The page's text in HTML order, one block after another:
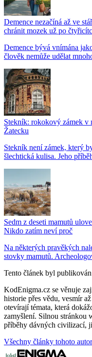
Demence nezačíná až ve
chránit mozek už po
Demence bývá vnímána
člověk nemůže udělat
Stekník: rokokový zámek v
Žatecku
Stekník není zámek, který
šlechtická kulisa. Jeho
Sedm z deseti mamutů
Nikdo zatím neví proč
Na některých pravěkých
stovky mamutů.
Tento článek byl
KodEnigma.cz se věnuje
historie přes vědu, vesmír
otevírají témata, která
zamyšlení. Silnou stránkou
příběhy dávných civilizací,
Všechny články tohoto